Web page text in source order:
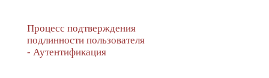
Процесс подтверждения
подлинности пользователя
- Аутентификация